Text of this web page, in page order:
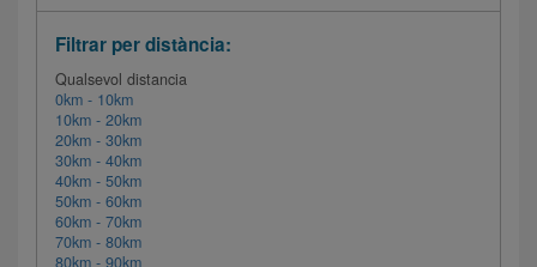
Filtrar per distància:
Qualsevol distancia
0km - 10km
10km - 20km
20km - 30km
30km - 40km
40km - 50km
50km - 60km
60km - 70km
70km - 80km
80km - 90km